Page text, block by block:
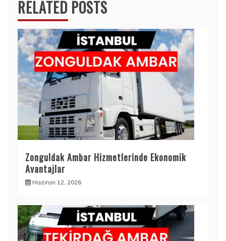
RELATED POSTS
Zonguldak Ambar Hizmetlerinde Ekonomik
Avantajlar
Haziran 12, 2026